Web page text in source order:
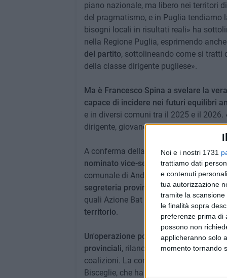
Noi e i nostri 1731
trattiamo dati
e contenuti
tua autorizzazione
tramite la
le finalità sopra
preferenze prima di
possono non
applicheranno solo
momento tornando
piano nazionale, ma libero nei territori
del pragmatismo, e in Puglia
bisogni locali in risultati reali» ha
nella Regione Puglia, esprimendo anche
del partito, sottolineando come si tratti
della classe dirigente pugliese».
Ma è Francesco Spina a svelare la
capace di incidere nei futuri equilibri
e in diversi comuni tra il 2025 e il
dirigente, giovane, preparata e
A conferma della svolta organizzativa,
nominato vice-segretario provinciale
comunale di Andria. Nei prossimi
segreteria provinciale e i responsabili
quali Azione Bat intendeelaborare
territorio.
Un'operazione politica che potrebbe
provinciali, rilanciando il centro
coalizioni. La conferma arriva anche da
Bisceglie, che ha accolto con